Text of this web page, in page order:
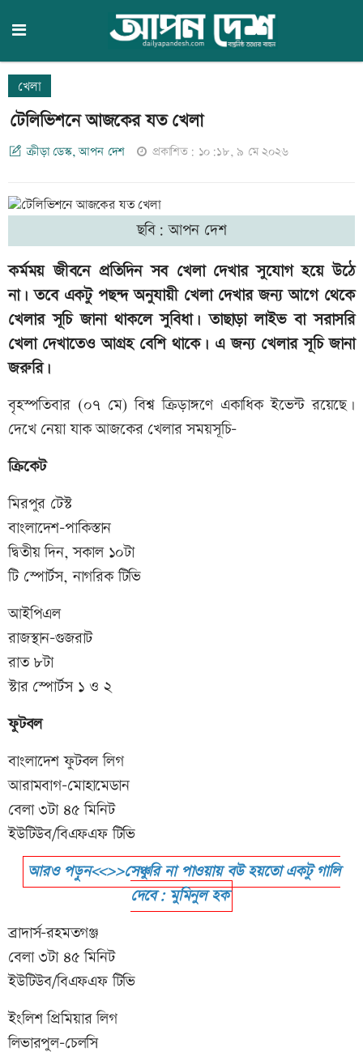
খেলা
টেলিভিশনে আজকের যত খেলা
ক্রীড়া ডেস্ক, আপন দেশ প্রকাশিত: ১০:১৮, ৯ মে ২০২৬
ছবি: আপন দেশ
কর্মময় জীবনে প্রতিদিন সব খেলা দেখার সুযোগ হয়ে উঠে
না। তবে একটু পছন্দ অনুযায়ী খেলা দেখার জন্য আগে থেকে
খেলার সূচি জানা থাকলে সুবিধা। তাছাড়া লাইভ বা সরাসরি
খেলা দেখাতেও আগ্রহ বেশি থাকে। এ জন্য খেলার সূচি জানা
জরুরি।
বৃহস্পতিবার (০৭ মে) বিশ্ব ক্রিড়াঙ্গণে একাধিক ইভেন্ট রয়েছে।
দেখে নেয়া যাক আজকের খেলার সময়সূচি-
ক্রিকেট
মিরপুর টেস্ট
বাংলাদেশ-পাকিস্তান
দ্বিতীয় দিন, সকাল ১০টা
টি স্পোর্টস, নাগরিক টিভি
আইপিএল
রাজস্থান-গুজরাট
রাত ৮টা
স্টার স্পোর্টস ১ ও ২
ফুটবল
বাংলাদেশ ফুটবল লিগ
আরামবাগ-মোহামেডান
বেলা ৩টা ৪৫ মিনিট
ইউটিউব/বিএফএফ টিভি
আরও পড়ুন<<>>সেঞ্চুরি না পাওয়ায় বউ হয়তো একটু গালি
দেবে: মুমিনুল হক
ব্রাদার্স-রহমতগঞ্জ
বেলা ৩টা ৪৫ মিনিট
ইউটিউব/বিএফএফ টিভি
ইংলিশ প্রিমিয়ার লিগ
লিভারপুল-চেলসি